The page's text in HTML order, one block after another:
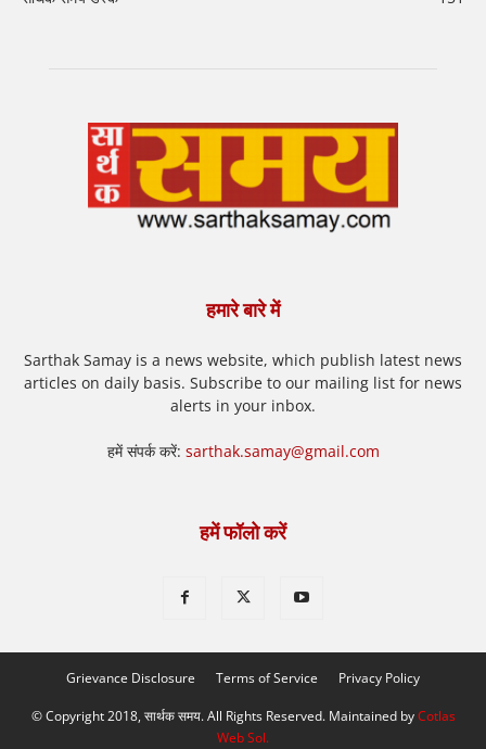
हमारे बारे में
Sarthak Samay is a news website, which publish latest news
articles on daily basis. Subscribe to our mailing list for news
alerts in your inbox.
हमें संपर्क करें: sarthak.samay@gmail.com
हमें फॉलो करें
Grievance Disclosure Terms of Service Privacy Policy
© Copyright 2018, सार्थक समय. All Rights Reserved. Maintained byCotlas
Web Sol.